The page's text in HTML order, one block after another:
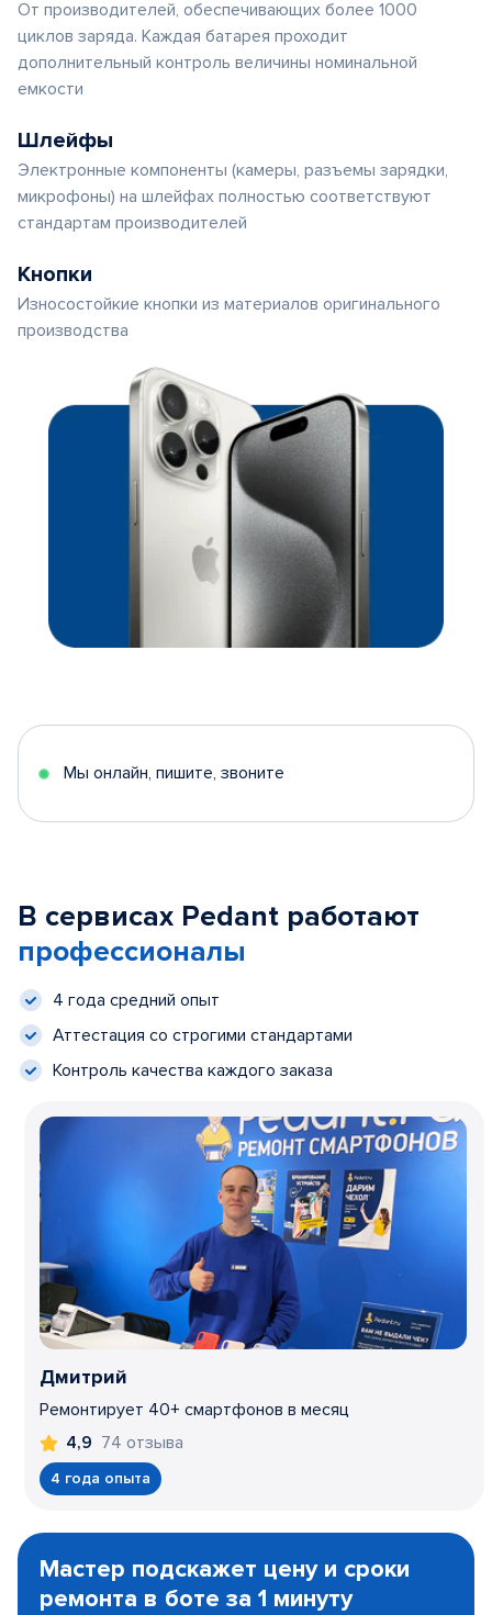
От производителей, обеспечивающих более 1000
циклов заряда. Каждая батарея проходит
дополнительный контроль величины номинальной
емкости
Шлейфы
Электронные компоненты (камеры, разъемы зарядки,
микрофоны) на шлейфах полностью соответствуют
стандартам производителей
Кнопки
Износостойкие кнопки из материалов оригинального
производства
Мы онлайн, пишите, звоните
В сервисах Pedant работают
профессионалы
4 года средний опыт
Аттестация со строгими стандартами
Контроль качества каждого заказа
Дмитрий
Ремонтирует 40+ смартфонов в месяц
4,9 74 отзыва
4 года опыта
1
Мастер подскажет цену и сроки
ремонта в боте за 1 минуту